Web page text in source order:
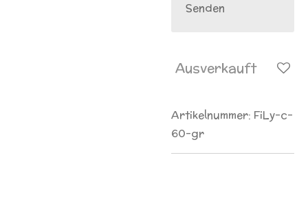
Senden
Ausverkauft
Artikelnummer: FiLy-c-
60-gr